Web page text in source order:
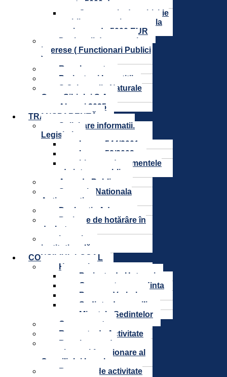
peste 5000 de euro
Contractele de achizitie
publica cu o valoare totala
mai mare de 5000 EUR
Declaratii de avere si
interese ( Functionari Publici
)
Regulamente
Proiecte și Investitii
S.C. Lacurile Naturale
Ocna Sibiului.S.A.
Alegeri 2025
TRANSPARENȚĂ
Solicitare informatii.
Legislatie
Legea 544/2001
Legea 52/2003
Lista cu documentele
de interes public
Agenda Publica
Strategia Nationala
Anticoruptie
Declaratie Aderare
Proiecte de hotărâre în
dezbatere
Integritate
instituțională
CONSILIUL LOCAL
Hotarari
Proiecte de Hotarari
Convocatoare sedinta
Procese Verbale
Sedinte de consiliu
Minutele Sedintelor
Componenta
Rapoarte de Activitate
Regulament de
organizare și funcționare al
Consiliului Local
Rapoarte de activitate